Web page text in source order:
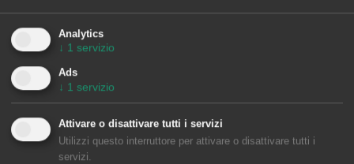
Analytics
↓ 1 servizio
Ads
↓ 1 servizio
Attivare o disattivare tutti i servizi
Utilizzi questo interruttore per attivare o disattivare tutti i
servizi.